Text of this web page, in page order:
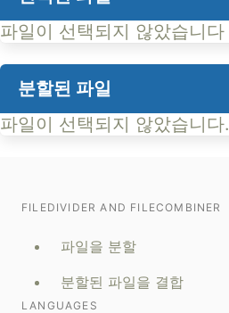
파일이 선택되지 않았습니다
분할된 파일
파일이 선택되지 않았습니다.
FILEDIVIDER AND FILECOMBINER
파일을 분할
분할된 파일을 결합
LANGUAGES